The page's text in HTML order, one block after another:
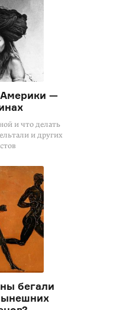
—
и что делать
и других
бегали